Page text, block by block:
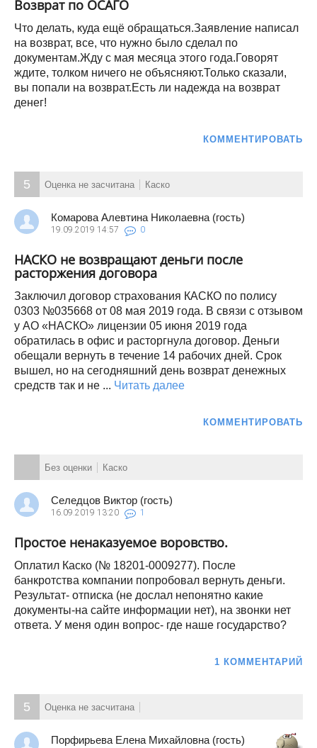
Возврат по ОСАГО
Что делать, куда ещё обращаться.Заявление написал
на возврат, все, что нужно было сделал по
документам.Жду с мая месяца этого года.Говорят
ждите, толком ничего не объясняют.Только сказали,
вы попали на возврат.Есть ли надежда на возврат
денег!
КОММЕНТИРОВАТЬ
5 Оценка не засчитана Каско
Комарова Алевтина Николаевна (гость)
19.09.2019 14:57 0
НАСКО не возвращают деньги после
расторжения договора
Заключил договор страхования КАСКО по полису
0303 №035668 от 08 мая 2019 года. В связи с отзывом
у АО «НАСКО» лицензии 05 июня 2019 года
обратилась в офис и расторгнула договор. Деньги
обещали вернуть в течение 14 рабочих дней. Срок
вышел, но на сегодняшний день возврат денежных
средств так и не ... Читать далее
КОММЕНТИРОВАТЬ
Без оценки Каско
Селедцов Виктор (гость)
16.09.2019 13:20 1
Простое ненаказуемое воровство.
Оплатил Каско (№ 18201-0009277). После
банкротства компании попробовал вернуть деньги.
Результат- отписка (не дослал непонятно какие
документы-на сайте информации нет), на звонки нет
ответа. У меня один вопрос- где наше государство?
1 КОММЕНТАРИЙ
5 Оценка не засчитана
Порфирьева Елена Михайловна (гость)